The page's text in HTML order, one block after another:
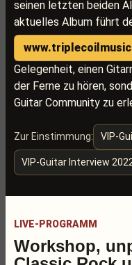
seinen letzten beiden
aktuelles Album führt
Gelegenheit, einen
der Ferne zu hören,
Guitar Community zu
Zur Einstimmung: VIP-
VIP-Guitar Interview
LIVE-PROGRAMM
Workshop,